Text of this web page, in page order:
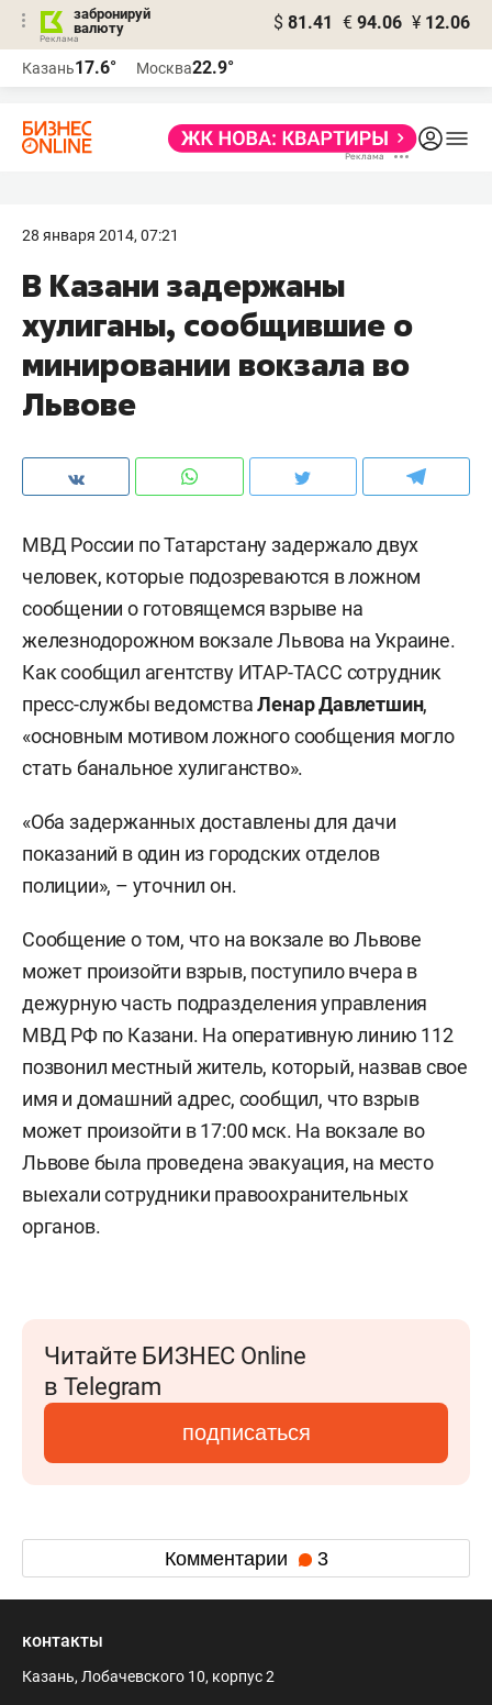
забронируй
валюту
$ 81.41 € 94.06 ¥ 12.06
Казань17.6° Москва22.9°
28 января 2014, 07:21
В Казани задержаны
хулиганы, сообщившие о
минировании вокзала во
Львове
МВД России по Татарстану задержало двух
человек, которые подозреваются в ложном
сообщении о готовящемся взрыве на
железнодорожном вокзале Львова на Украине.
Как сообщил агентству ИТАР-ТАСС сотрудник
пресс-службы ведомстваЛенар Давлетшин,
«основным мотивом ложного сообщения могло
стать банальное хулиганство».
«Оба задержанных доставлены для дачи
показаний в один из городских отделов
полиции», – уточнил он.
Сообщение о том, что на вокзале во Львове
может произойти взрыв, поступило вчера в
дежурную часть подразделения управления
МВД РФ по Казани. На оперативную линию 112
позвонил местный житель, который, назвав свое
имя и домашний адрес, сообщил, что взрыв
может произойти в 17:00 мск. На вокзале во
Львове была проведена эвакуация, на место
выехали сотрудники правоохранительных
органов.
Читайте БИЗНЕС Online
в Telegram
подписаться
Комментарии 3
контакты
Казань, Лобачевского 10, корпус 2